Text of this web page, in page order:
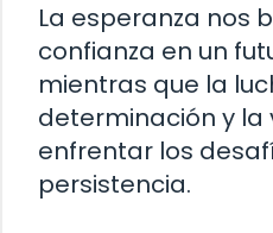
La esperanza nos
confianza en un
mientras que la
determinación y
enfrentar los
persistencia.